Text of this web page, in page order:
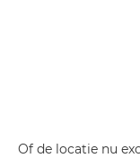
Of de locatie nu